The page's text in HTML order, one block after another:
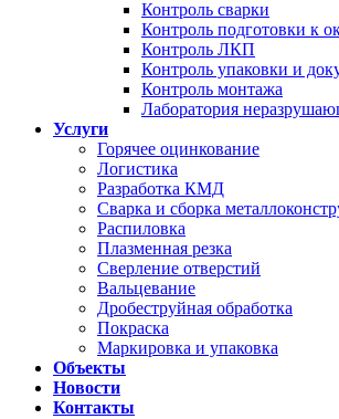
Контроль сварки
Контроль подготовки к
Контроль ЛКП
Контроль упаковки и
Контроль монтажа
Лаборатория
Услуги
Горячее оцинкование
Логистика
Разработка КМД
Сварка и сборка
Распиловка
Плазменная резка
Сверление отверстий
Вальцевание
Дробеструйная обработка
Покраска
Маркировка и упаковка
Объекты
Новости
Контакты